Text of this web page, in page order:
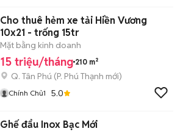
Cho thuê hẻm xe tải Hiền Vương
10x21 - trống 15tr
Mặt bằng kinh doanh
15 triệu/tháng 210 m²
Q. Tân Phú (P. Phú Thạnh mới)
Chính Chủ1 5.0
Ghế đẩu Inox Bạc Mới